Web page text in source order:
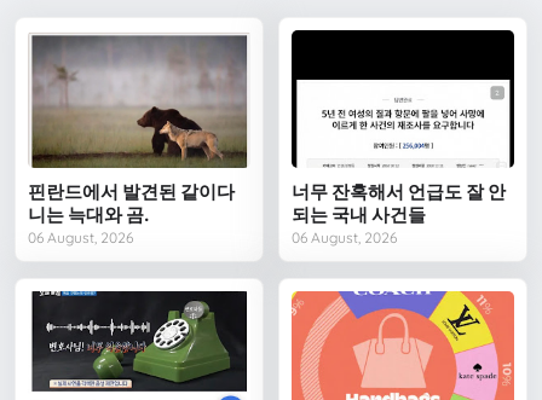
핀란드에서 발견된 같이다
니는 늑대와 곰.
06 August, 2026
너무 잔혹해서 언급도 잘 안
되는 국내 사건들
06 August, 2026